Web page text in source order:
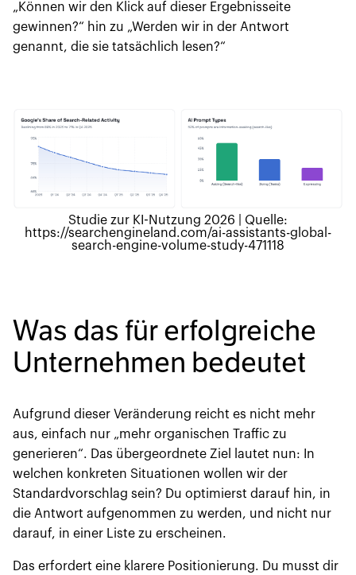
„Können wir den Klick auf dieser Ergebnisseite
gewinnen?“ hin zu „Werden wir in der Antwort
genannt, die sie tatsächlich lesen?“
Studie zur KI-Nutzung 2026 | Quelle:
https://searchengineland.com/ai-assistants-global-
search-engine-volume-study-471118
Was das für erfolgreiche
Unternehmen bedeutet
Aufgrund dieser Veränderung reicht es nicht mehr
aus, einfach nur „mehr organischen Traffic zu
generieren“. Das übergeordnete Ziel lautet nun: In
welchen konkreten Situationen wollen wir der
Standardvorschlag sein? Du optimierst darauf hin, in
die Antwort aufgenommen zu werden, und nicht nur
darauf, in einer Liste zu erscheinen.
Das erfordert eine klarere Positionierung. Du musst dir